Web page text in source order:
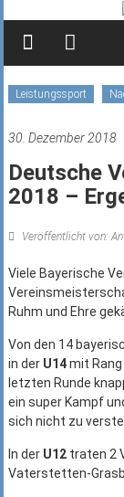
springen
Leistungssport
30. Dezember 2018
Deutsche
2018 –
Veröffentlicht von:
Viele Bayerische
Ruhm und Ehre
Von den 14
in der U14mit Rang
letzten Runde
ein super Kampf
sich nicht zu
In der U12traten 2
Vaterstetten-